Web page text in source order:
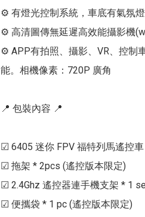
⚙ 有燈光控制系統，車底有氣氛燈
⚙ 高清圖傳無延遲高效能攝影機
⚙ APP有拍照、攝影、VR、控制
能。相機像素：720P 廣角
📍 包裝內容 📍
☑ 6405 迷你 FPV 福特列馬遙控
☑ 拖架 * 2pcs (遙控版本限定)
☑ 2.4Ghz 遙控器連手機支架 * 1
☑ 便攜袋 * 1 pc (遙控版本限定)